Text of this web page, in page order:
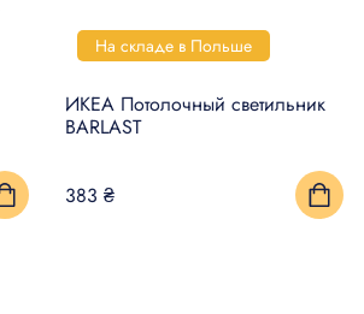
На складе в Польше
ИКЕА Потолочный светильник
BARLAST
383 ₴